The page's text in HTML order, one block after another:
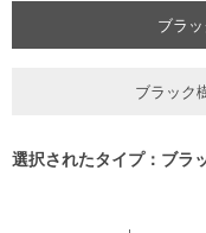
ブラ
ブラック
選択されたタイプ：ブラ